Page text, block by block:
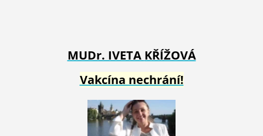
MUDr. IVETA KŘÍŽOVÁ
Vakcína nechrání!